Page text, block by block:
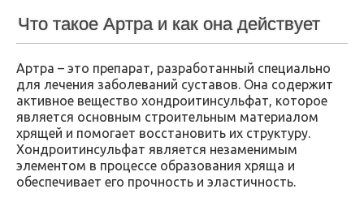
Что такое Артра и как она действует
Артра – это препарат, разработанный специально
для лечения заболеваний суставов. Она содержит
активное вещество хондроитинсульфат, которое
является основным строительным материалом
хрящей и помогает восстановить их структуру.
Хондроитинсульфат является незаменимым
элементом в процессе образования хряща и
обеспечивает его прочность и эластичность.